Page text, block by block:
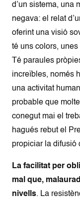
d’un sistema, una
negava: el relat
oferint una visió
té uns colors,
Té paraules
increïbles, només
una activitat
probable que
conegut mai el
hagués rebut el
propiciar la difusió
La facilitat per
mal que,
nivells. La